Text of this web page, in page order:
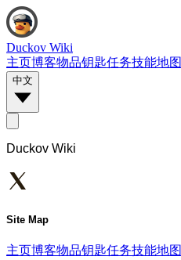
Duckov Wiki
主页博客物品钥匙任务技能地图
中文
Duckov Wiki
Site Map
主页博客物品钥匙任务技能地图